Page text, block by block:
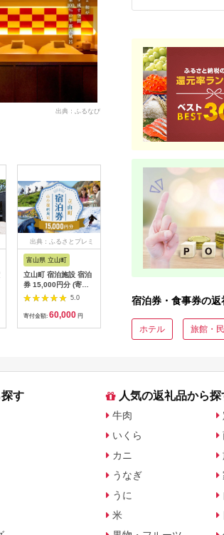
出典：ふるなび
出典：ふるさとプレミ
富山県 立山町
立山町 宿泊施設 宿泊
券 15,000円分 (寄附
額 60,000円) 宿泊チ
ケット 宿泊 宿 山小屋
山荘 ホテル 旅 旅行
5.0
寄付金額: 60,000 円
出典：ふるなび
/ 鰻 ご飯 チケット 旅
行 お出かけ うなぎ 食
ア 夫婦 カップル 送料
無料[MFA002]
5.0
ッ
ト
宿泊券・食事券の
ホテル 旅館・
す 人気の返礼品から探
牛肉
いくら
カニ
うなぎ
うに
米